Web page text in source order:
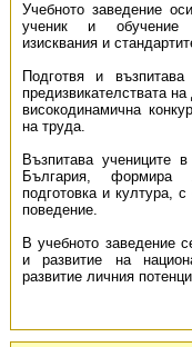
Учебното заведение
ученик и обучение
изисквания и
Подготвя и
предизвикателствата
високодинамична
на труда.
Възпитава учениците
България, формира
подготовка и култура,
поведение.
В учебното заведение
и развитие на
развитие личния